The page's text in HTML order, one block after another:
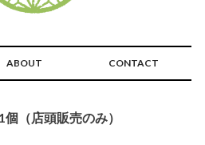
ABOUT CONTACT
個（店頭販売のみ）